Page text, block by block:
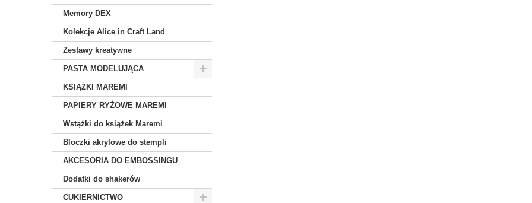
Memory DEX
Kolekcje Alice in Craft Land
Zestawy kreatywne
PASTA MODELUJĄCA
KSIĄŻKI MAREMI
PAPIERY RYŻOWE MAREMI
Wstążki do książek Maremi
Bloczki akrylowe do stempli
AKCESORIA DO EMBOSSINGU
Dodatki do shakerów
CUKIERNICTWO